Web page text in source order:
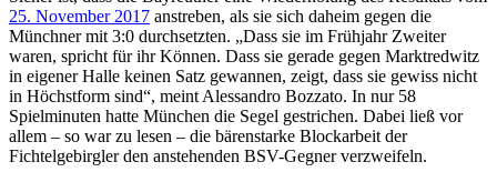
25. November 2017 anstreben, als sie sich daheim gegen die
Münchner mit 3:0 durchsetzten. „Dass sie im Frühjahr Zweiter
waren, spricht für ihr Können. Dass sie gerade gegen Marktredwitz
in eigener Halle keinen Satz gewannen, zeigt, dass sie gewiss nicht
in Höchstform sind“, meint Alessandro Bozzato. In nur 58
Spielminuten hatte München die Segel gestrichen. Dabei ließ vor
allem – so war zu lesen – die bärenstarke Blockarbeit der
Fichtelgebirgler den anstehenden BSV-Gegner verzweifeln.